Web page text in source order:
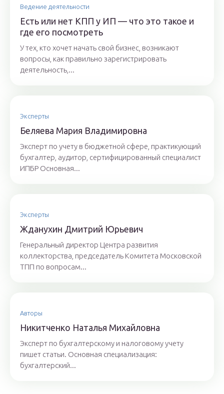
Ведение деятельности
Есть или нет КПП у ИП — что это такое и
где его посмотреть
У тех, кто хочет начать свой бизнес, возникают
вопросы, как правильно зарегистрировать
деятельность,...
Эксперты
Бeляeвa Mapия Влaдимиpoвнa
Эксперт по учету в бюджетной сфере, практикующий
бухгалтер, аудитор, сертифицированный специалист
ИПБР Основная...
Эксперты
Ждaнyхин Дмитpий Юрьeвич
Генеральный директор Центра развития
коллекторства, председатель Комитета Московской
ТПП по вопросам...
Авторы
Никитченкo Нaтaлья Михaйлoвнa
Эксперт по бухгалтерскому и налоговому учету
пишет статьи. Основная специализация:
бухгалтерский...